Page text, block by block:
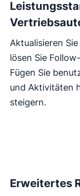
Aktualisieren
lösen Sie
Fügen Sie
und Aktivitäten
steigern.
Erweitertes